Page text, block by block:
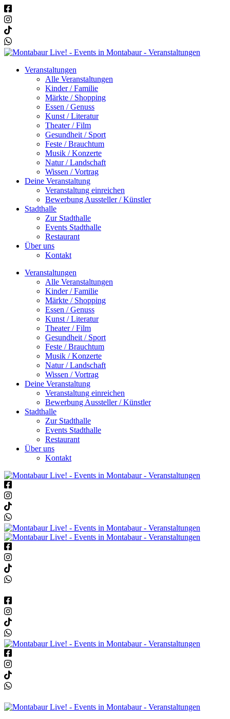
Veranstaltungen
Alle Veranstaltungen
Kinder / Familie
Märkte / Shopping
Essen / Genuss
Kunst / Literatur
Theater / Film
Gesundheit / Sport
Feste / Brauchtum
Musik / Konzerte
Natur / Landschaft
Wissen / Vortrag
Deine Veranstaltung
Veranstaltung einreichen
Bewerbung Aussteller / Künstler
Stadthalle
Zur Stadthalle
Events Stadthalle
Restaurant
Über uns
Kontakt
Veranstaltungen
Alle Veranstaltungen
Kinder / Familie
Märkte / Shopping
Essen / Genuss
Kunst / Literatur
Theater / Film
Gesundheit / Sport
Feste / Brauchtum
Musik / Konzerte
Natur / Landschaft
Wissen / Vortrag
Deine Veranstaltung
Veranstaltung einreichen
Bewerbung Aussteller / Künstler
Stadthalle
Zur Stadthalle
Events Stadthalle
Restaurant
Über uns
Kontakt